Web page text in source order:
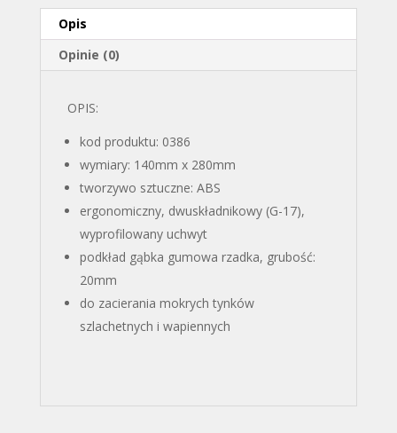
Opis
Opinie (0)
OPIS:
kod produktu: 0386
wymiary: 140mm x 280mm
tworzywo sztuczne: ABS
ergonomiczny, dwuskładnikowy (G-17),
wyprofilowany uchwyt
podkład gąbka gumowa rzadka, grubość:
20mm
do zacierania mokrych tynków
szlachetnych i wapiennych